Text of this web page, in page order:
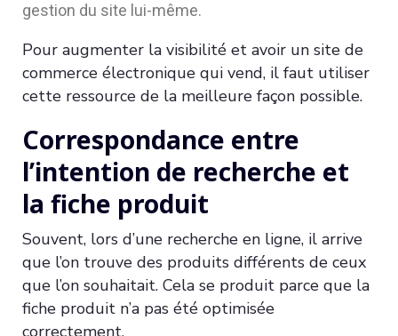
gestion du site lui-même.
Pour augmenter la visibilité et avoir un site de
commerce électronique qui vend, il faut utiliser
cette ressource de la meilleure façon possible.
Correspondance entre
l’intention de recherche et
la fiche produit
Souvent, lors d’une recherche en ligne, il arrive
que l’on trouve des produits différents de ceux
que l’on souhaitait. Cela se produit parce que la
fiche produit n’a pas été optimisée